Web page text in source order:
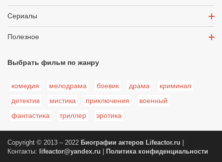
Сериалы
Полезное
Выбрать фильм по жанру
комедия мелодрама боевик драма
криминал
детектив
мистика приключения
военный
фантастика
триллер эротика
Copyright © 2013 – 2022 Биографии актеров Lifeactor.ru
Контакты:
lifeactor@yandex.ru Политика конфиденциальности